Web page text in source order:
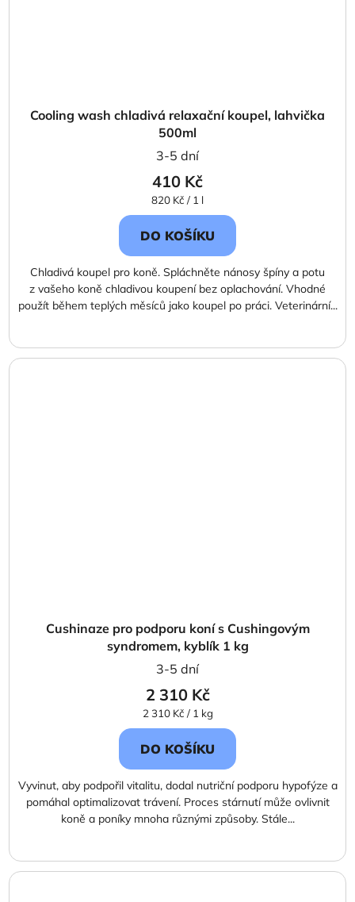
Cooling wash chladivá relaxační koupel, lahvička
500ml
3-5 dní
410 Kč
Měrná
cena:
820 Kč / 1 l
DO KOŠÍKU
Chladivá koupel pro koně. Spláchněte nánosy špíny a potu
z vašeho koně chladivou koupení bez oplachování. Vhodné
použít během teplých měsíců jako koupel po práci. Veterinární...
Cushinaze pro podporu koní s Cushingovým
syndromem, kyblík 1 kg
3-5 dní
2 310 Kč
Měrná
cena:
2 310 Kč / 1 kg
DO KOŠÍKU
Vyvinut, aby podpořil vitalitu, dodal nutriční podporu hypofýze a
pomáhal optimalizovat trávení. Proces stárnutí může ovlivnit
koně a poníky mnoha různými způsoby. Stále...